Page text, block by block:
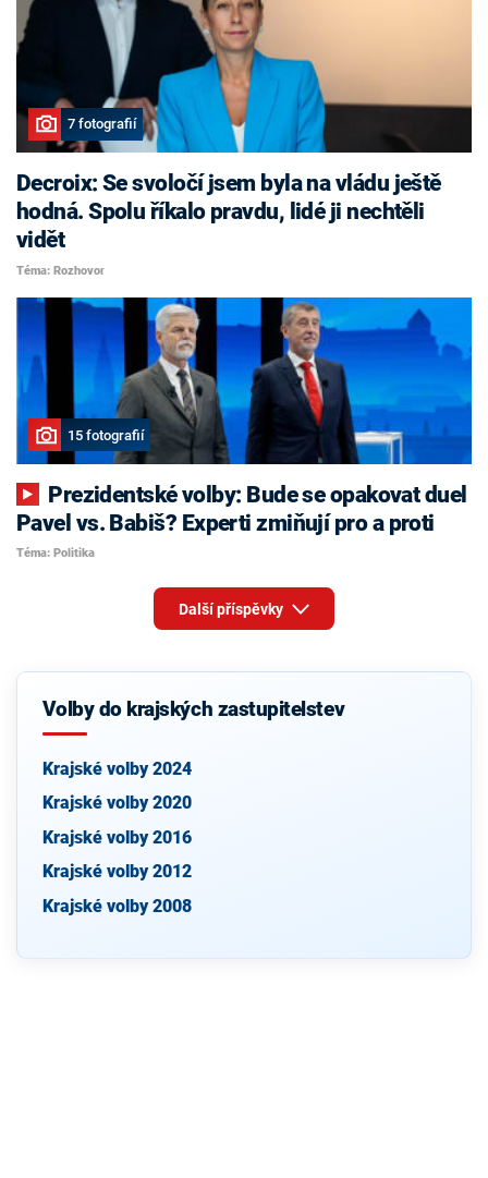
7 fotografií
Decroix: Se svoločí jsem byla na vládu ještě
hodná. Spolu říkalo pravdu, lidé ji nechtěli
vidět
Téma: Rozhovor
15 fotografií
Pavel vs. Babiš? Experti zmiňují pro a proti
Téma: Politika
Další příspěvky
Volby do krajských zastupitelstev
Krajské volby 2024
Krajské volby 2020
Krajské volby 2016
Krajské volby 2012
Krajské volby 2008